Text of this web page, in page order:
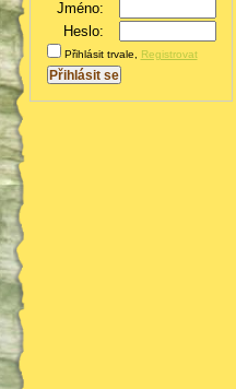
Jméno:
Heslo:
Přihlásit trvale Registrovat